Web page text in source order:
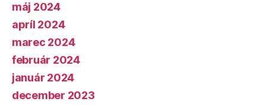
máj 2024
apríl 2024
marec 2024
február 2024
január 2024
december 2023